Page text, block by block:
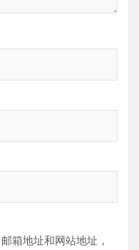
箱地址和网站地址，